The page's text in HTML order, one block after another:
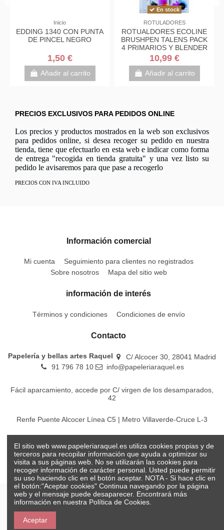
Inicio
EDDING 1340 CON PUNTA
DE PINCEL NEGRO
1,50 €
Añadir al carrito
En stock
ROTULADORES
ROTUALDORES ECOLINE
BRUSHPEN TALENS PACK
4 PRIMARIOS Y BLENDER
10,99 €
Añadir al carrito
PRECIOS EXCLUSIVOS PARA PEDIDOS ONLINE
Los precios y productos mostrados en la web son exclusivos
para pedidos online, si desea recoger su pedido en nuestra
tienda, tiene que efectuarlo en esta web e indicar como forma
de entrega "recogida en tienda gratuita" y una vez listo su
pedido le avisaremos para que pase a recogerlo
PRECIOS CON IVA INCLUIDO
Información comercial
Mi cuenta
Seguimiento para clientes no registrados
Sobre nosotros
Mapa del sitio web
información de interés
Términos y condiciones Condiciones de envío
Contacto
Papelería y bellas artes Raquel
C/ Alcocer 30, 28041 Madrid
91 796 78 10
info@papeleriaraquel.es
Fácil aparcamiento, accede por C/ virgen de los desamparados,
42
Renfe Puente Alcocer Línea C5 | Metro Villaverde-Cruce L-3
El sitio web www.papeleriaraquel.es utiliza cookies propias y de
terceros para recopilar información que ayuda a optimizar su
visita a sus páginas web. No se utilizarán las cookies para
recoger información de carácter personal. Usted puede permitir
su uso haciendo clic en el botón aceptar. NOTA - Si hace clic en
el botón:"Aceptar cookies" Continua navegando por la página
web y el mensaje puede desaparecer. Encontrará más
información en nuestra Política de Cookies.
Aceptar